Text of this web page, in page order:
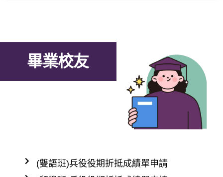
畢業校友
(雙語班)兵役役期折抵成績單申請